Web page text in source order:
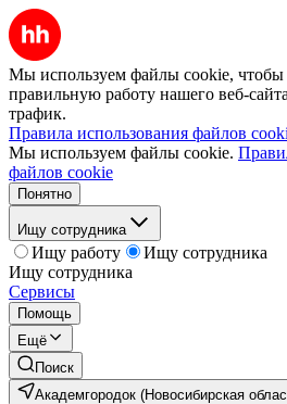
Мы используем файлы cookie, чтобы
правильную работу нашего веб-
трафик.
Правила использования файлов
Мы используем файлы cookie.
файлов cookie
Понятно
Ищу сотрудника
Ищу работу
Ищу сотрудника
Ищу сотрудника
Сервисы
Помощь
Ещё
Поиск
Академгородок (Новосибирская